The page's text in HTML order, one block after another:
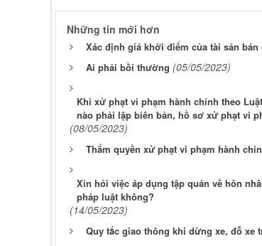
Những tin mới hơn
Xác định giá khởi điểm của tài sản bán
Ai phải bồi thường (05/05/2023)
Khi xử phạt vi phạm hành chính theo
nào phải lập biên bản, hồ sơ xử phạt vi
(08/05/2023)
Thẩm quyền xử phạt vi phạm hành
Xin hỏi việc áp dụng tập quán về hôn
pháp luật không?
(14/05/2023)
Quy tắc giao thông khi dừng xe, đỗ